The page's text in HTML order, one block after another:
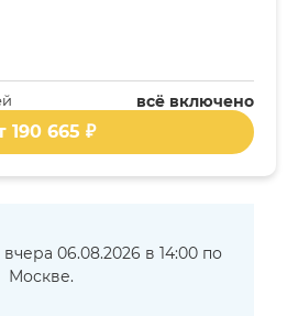
всё включено
190 665 ₽
06.08.2026 в 14:00 по
Москве.